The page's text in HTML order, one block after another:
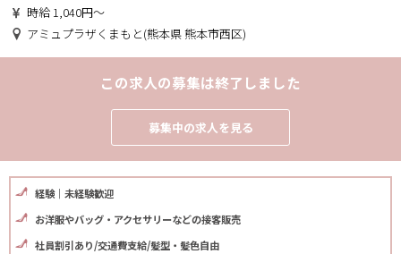
時給 1,040円～
アミュプラザくまもと(熊本県 熊本市西区)
この求人の募集は終了しました
募集中の求人を見る
経験｜未経験歓迎
お洋服やバッグ・アクセサリーなどの接客販売
社員割引あり/交通費支給/髪型・髪色自由